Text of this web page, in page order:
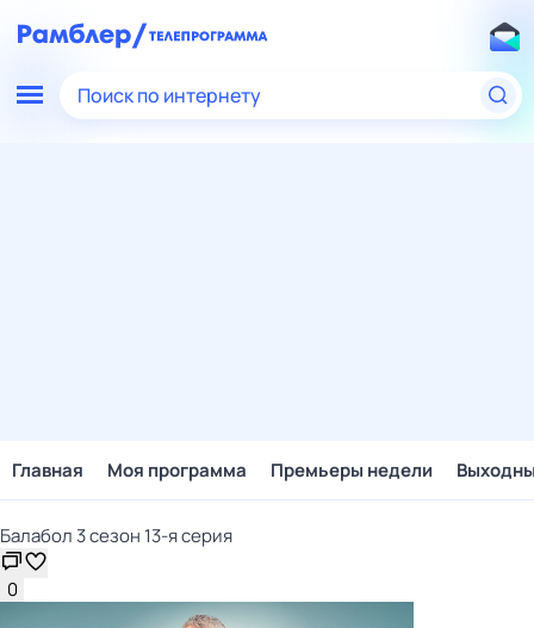
Поиск по интернету
Главная Моя программа Премьеры недели
Балабол 3 сезон 13-я серия
0